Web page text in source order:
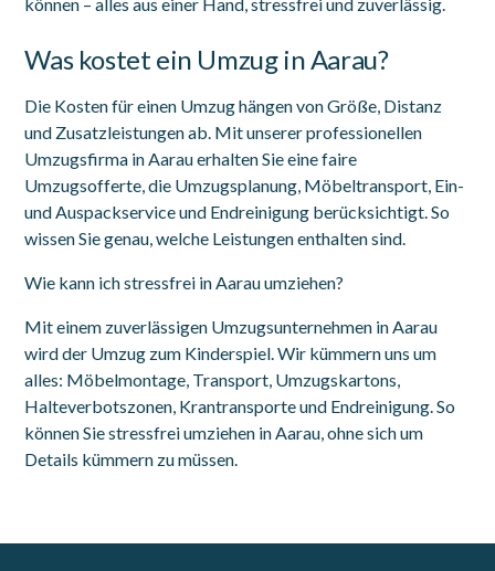
Was kostet ein Umzug in Aarau?
Die Kosten für einen Umzug hängen von Größe, Distanz
und Zusatzleistungen ab. Mit unserer professionellen
Umzugsfirma in Aarau erhalten Sie eine faire
Umzugsofferte, die Umzugsplanung, Möbeltransport, Ein-
und Auspackservice und Endreinigung berücksichtigt. So
wissen Sie genau, welche Leistungen enthalten sind.
Wie kann ich stressfrei in Aarau umziehen?
Mit einem zuverlässigen Umzugsunternehmen in Aarau
wird der Umzug zum Kinderspiel. Wir kümmern uns um
alles: Möbelmontage, Transport, Umzugskartons,
Halteverbotszonen, Krantransporte und Endreinigung. So
können Sie stressfrei umziehen in Aarau, ohne sich um
Details kümmern zu müssen.